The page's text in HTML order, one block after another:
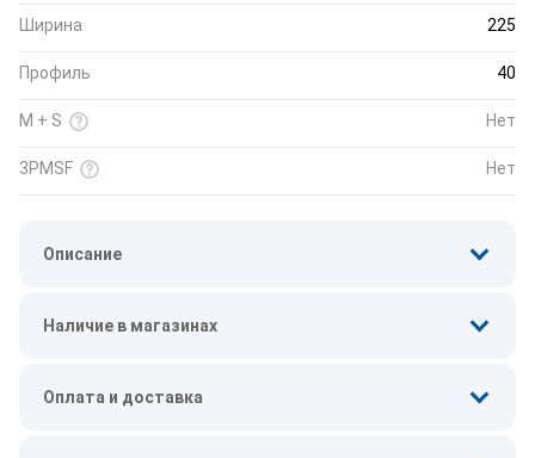
Ширина 225
Профиль 40
M + S Нет
3PMSF Нет
Описание
Наличие в магазинах
Оплата и доставка